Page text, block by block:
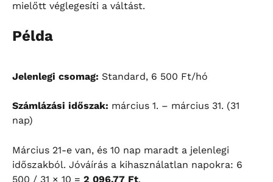
mielőtt véglegesíti a váltást.
Példa
Jelenlegi csomag: Standard, 6 500 Ft/hó
Számlázási időszak: március 1. – március 31. (31
nap)
Március 21-e van, és 10 nap maradt a jelenlegi
időszakból. Jóváírás a kihasználatlan napokra: 6
500 / 31 × 10 = 2 096,77 Ft.